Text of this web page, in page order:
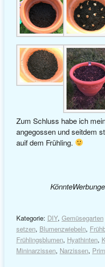
Zum Schluss habe ich
angegossen und seitdem
auif dem Frühling.
Kategorie: DIY, Gemüsegarten
setzen, Blumenzwiebeln,
Frühlingsblumen, Hyathinten,
Mininarzissen, Narzissen,